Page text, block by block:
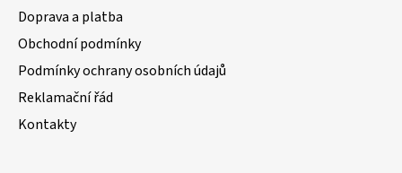
Doprava a platba
Obchodní podmínky
Podmínky ochrany osobních údajů
Reklamační řád
Kontakty